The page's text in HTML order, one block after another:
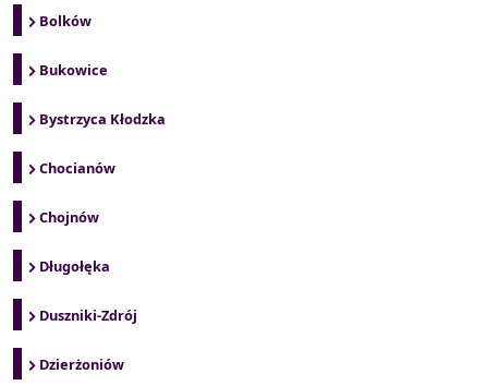
Bolków
Bukowice
Bystrzyca Kłodzka
Chocianów
Chojnów
Długołęka
Duszniki-Zdrój
Dzierżoniów